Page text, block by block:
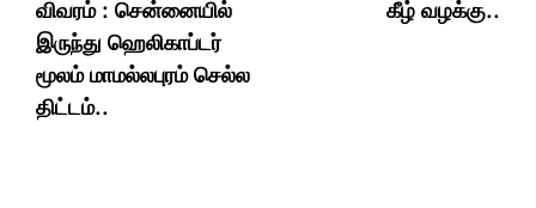
விவரம் : சென்னையில்
இருந்து ஹெலிகாப்டர்
மூலம் மாமல்லபுரம் செல்ல
திட்டம்..
கீழ் வழக்கு..